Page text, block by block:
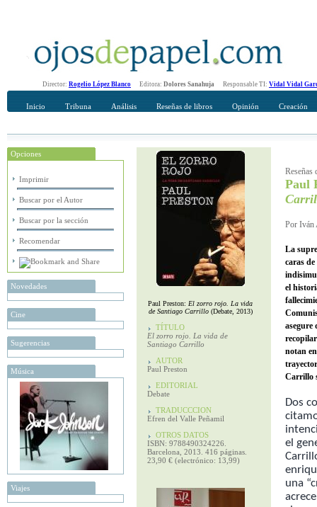
Director: Rogelio López Blanco Editora: Dolores Sanahuja Responsable TI: Vidal Vidal
Inicio Tribuna Análisis Reseñas de libros Opinión Creación
Opciones
Imprimir
Buscar por el Autor
Buscar por la sección
Recomendar
Novedades
Cine
Sugerencias
Música
Viajes
Recomendar
Su nombre Completo
Paul Preston: El zorro rojo. La vida
de Santiago Carrillo(Debate, 2013)
TÍTULO
El zorro rojo. La vida de
Santiago Carrillo
AUTOR
Paul Preston
EDITORIAL
Debate
TRADUCCCION
Efren del Valle Peñamil
OTROS DATOS
ISBN: 9788490324226.
Barcelona, 2013. 416 páginas.
23,90 € (electrónico: 13,99)
Paul
Por Iván
La
caras
el
asegure
notan
Carrillo
Dos
el
una